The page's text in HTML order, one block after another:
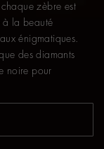
zèbre est
à la beauté
énigmatiques.
des diamants
noire pour